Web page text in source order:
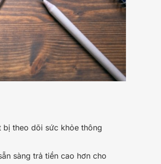
bị theo dõi sức khỏe thông
sàng trả tiền cao hơn cho